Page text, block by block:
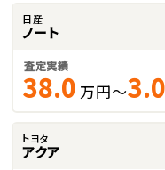
日産
ノート
査定実績
38.0 万円～3.0
トヨタ
アクア